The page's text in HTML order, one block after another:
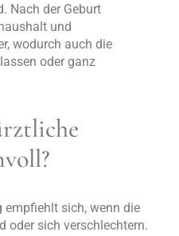
Nach der Geburt
und
wodurch auch die
oder ganz
empfiehlt sich, wenn die
oder sich verschlechtern.